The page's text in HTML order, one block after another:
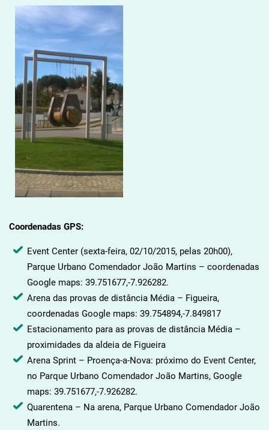
Coordenadas GPS:
Event Center (sexta-feira, 02/10/2015, pelas 20h00),
Parque Urbano Comendador João Martins – coordenadas
Google maps: 39.751677,-7.926282.
Arena das provas de distância Média – Figueira,
coordenadas Google maps: 39.754894,-7.849817
Estacionamento para as provas de distância Média –
proximidades da aldeia de Figueira
Arena Sprint – Proença-a-Nova: próximo do Event Center,
no Parque Urbano Comendador João Martins, Google
maps: 39.751677,-7.926282.
Quarentena – Na arena, Parque Urbano Comendador João
Martins.